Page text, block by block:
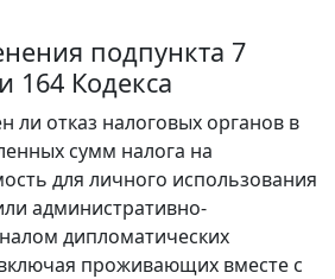
подпункта 7
164 Кодекса
ли отказ налоговых органов в
сумм налога на
для личного использования
административно-
дипломатических
проживающих вместе с